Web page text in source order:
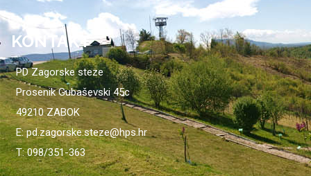
KONTAKT
PD Zagorske steze
Prosenik Gubaševski 45c
49210 ZABOK
E: pd.zagorske.steze@hps.hr
T: 098/351-363